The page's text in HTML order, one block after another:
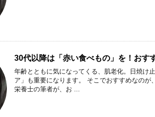
30代以降は「赤い食べもの」を！おす
年齢とともに気になってくる、肌老化。日焼け
ア」も重要になります。 そこでおすすめなの
栄養士の筆者が、お ...